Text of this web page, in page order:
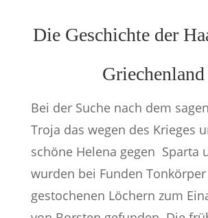
Die Geschichte der
Griechenland
Bei der Suche nach dem
Troja das wegen des Krieges
schöne Helena gegen Sparta
wurden bei Funden
gestochenen Löchern zum